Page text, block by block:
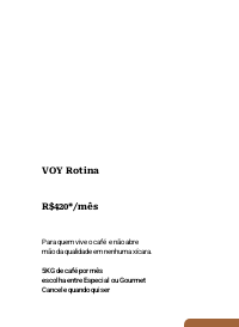
VOY Rotina
R$420*/mês
Para quem vive o café e não abre
mão da qualidade em nenhuma xícara.
5KG de café por mês
escolha entre Especial ou Gourmet
Cancele quando quiser